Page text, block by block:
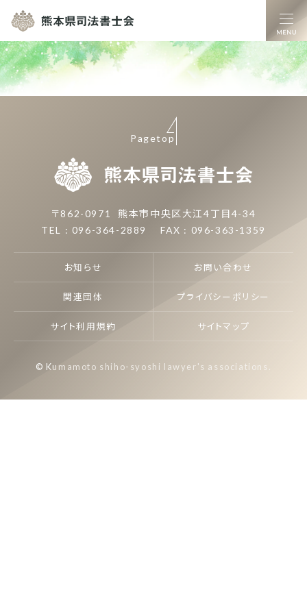
熊本県司法書士
〒862-0971
熊本市中央区大江4丁目4-34
TEL : 096-364-2889
FAX : 096-363-1359
お知らせ お問い合わせ
関連団体 プライバシーポリシー
サイト利用規約 サイトマップ
Pagetop
© Kumamoto shiho-syoshi lawyer's associations.